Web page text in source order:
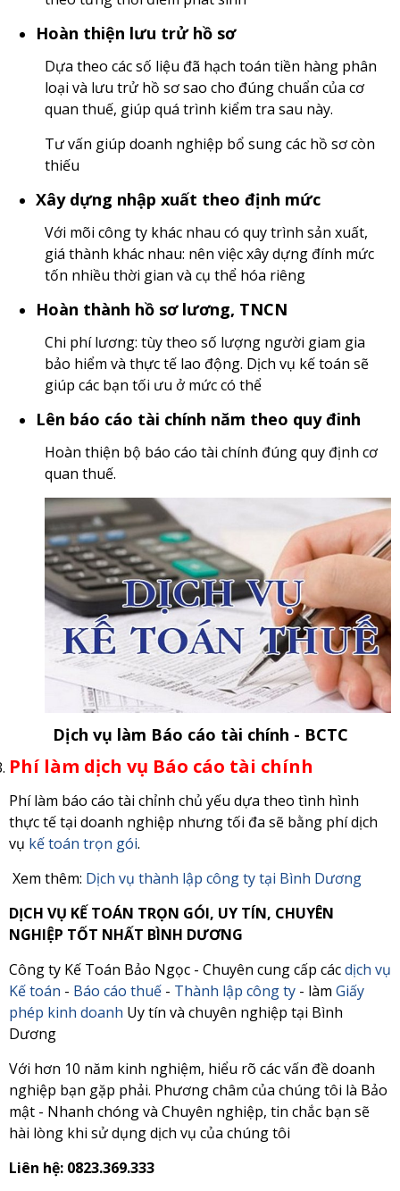
Hoàn thiện lưu trử hồ sơ
Dựa theo các số liệu đã hạch toán tiền hàng phân
loại và lưu trử hồ sơ sao cho đúng chuẩn của cơ
quan thuế, giúp quá trình kiểm tra sau này.
Tư vấn giúp doanh nghiệp bổ sung các hồ sơ còn
thiếu
Xây dựng nhập xuất theo định mức
Với mõi công ty khác nhau có quy trình sản xuất,
giá thành khác nhau: nên việc xây dựng đính mức
tốn nhiều thời gian và cụ thể hóa riêng
Hoàn thành hồ sơ lương, TNCN
Chi phí lương: tùy theo số lượng người giam gia
bảo hiểm và thực tế lao động. Dịch vụ kế toán sẽ
giúp các bạn tối ưu ở mức có thể
Lên báo cáo tài chính năm theo quy đinh
Hoàn thiện bộ báo cáo tài chính đúng quy định cơ
quan thuế.
Dịch vụ làm Báo cáo tài chính - BCTC
Phí làm dịch vụ Báo cáo tài chính
Phí làm báo cáo tài chỉnh chủ yếu dựa theo tình hình
thực tế tại doanh nghiệp nhưng tối đa sẽ bằng phí dịch
vụ kế toán trọn gói.
Xem thêm: Dịch vụ thành lập công ty tại Bình Dương
DỊCH VỤ KẾ TOÁN TRỌN GÓI, UY TÍN, CHUYÊN
NGHIỆP TỐT NHẤT BÌNH DƯƠNG
Công ty Kế Toán Bảo Ngọc - Chuyên cung cấp cácdịch vụ
Kế toán - Báo cáo thuế - Thành lập công ty - làm Giấy
phép kinh doanh Uy tín và chuyên nghiệp tại Bình
Dương
Với hơn 10 năm kinh nghiệm, hiểu rõ các vấn đề doanh
nghiệp bạn gặp phải. Phương châm của chúng tôi là Bảo
mật - Nhanh chóng và Chuyên nghiệp, tin chắc bạn sẽ
hài lòng khi sử dụng dịch vụ của chúng tôi
Liên hệ: 0823.369.333